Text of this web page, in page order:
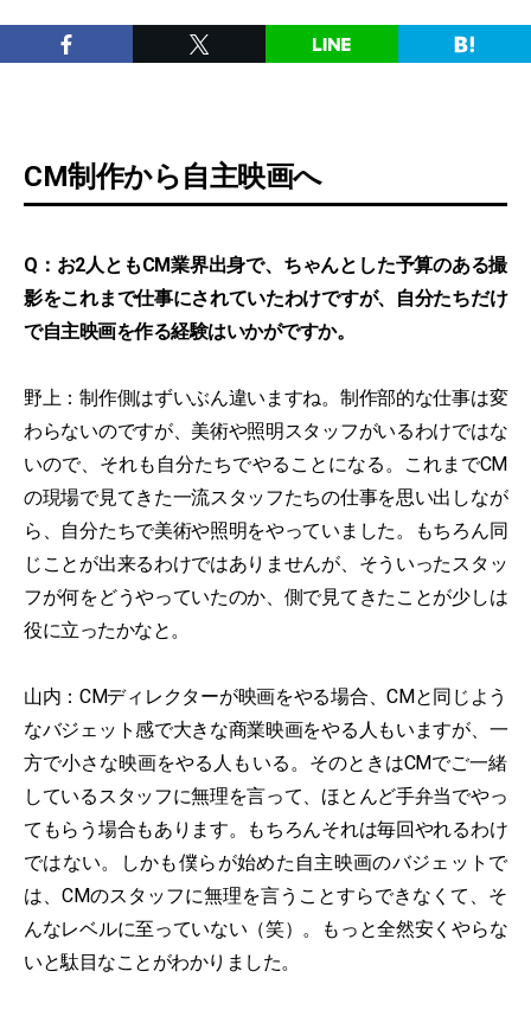
CM制作から自主映画へ
Q：お2人ともCM業界出身で、ちゃんとした予算のある撮
影をこれまで仕事にされていたわけですが、自分たちだけ
で自主映画を作る経験はいかがですか。
野上：制作側はずいぶん違いますね。制作部的な仕事は変
わらないのですが、美術や照明スタッフがいるわけではな
いので、それも自分たちでやることになる。これまでCM
の現場で見てきた一流スタッフたちの仕事を思い出しなが
ら、自分たちで美術や照明をやっていました。もちろん同
じことが出来るわけではありませんが、そういったスタッ
フが何をどうやっていたのか、側で見てきたことが少しは
役に立ったかなと。
山内：CMディレクターが映画をやる場合、CMと同じよう
なバジェット感で大きな商業映画をやる人もいますが、一
方で小さな映画をやる人もいる。そのときはCMでご一緒
しているスタッフに無理を言って、ほとんど手弁当でやっ
てもらう場合もあります。もちろんそれは毎回やれるわけ
ではない。しかも僕らが始めた自主映画のバジェットで
は、CMのスタッフに無理を言うことすらできなくて、そ
んなレベルに至っていない（笑）。もっと全然安くやらな
いと駄目なことがわかりました。